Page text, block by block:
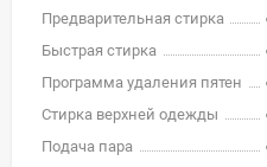
Предварительная стирка
Быстрая стирка
Программа удаления пятен
Стирка верхней одежды
Подача пара